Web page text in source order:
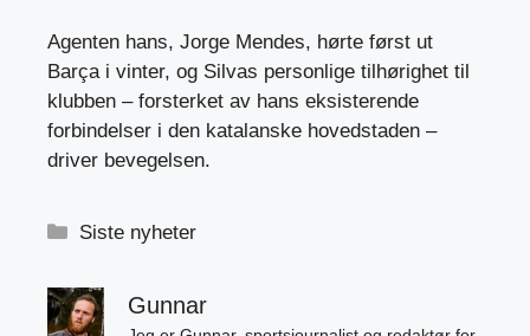
Agenten hans, Jorge Mendes, hørte først ut
Barça i vinter, og Silvas personlige tilhørighet til
klubben – forsterket av hans eksisterende
forbindelser i den katalanske hovedstaden –
driver bevegelsen.
Kategorier
Siste nyheter
Gunnar